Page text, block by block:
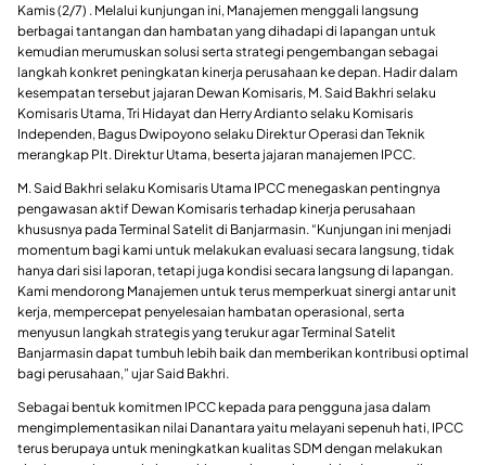
Kamis (2/7) . Melalui kunjungan ini, Manajemen menggali langsung
berbagai tantangan dan hambatan yang dihadapi di lapangan untuk
kemudian merumuskan solusi serta strategi pengembangan sebagai
langkah konkret peningkatan kinerja perusahaan ke depan. Hadir dalam
kesempatan tersebut jajaran Dewan Komisaris, M. Said Bakhri selaku
Komisaris Utama, Tri Hidayat dan Herry Ardianto selaku Komisaris
Independen, Bagus Dwipoyono selaku Direktur Operasi dan Teknik
merangkap Plt. Direktur Utama, beserta jajaran manajemen IPCC.
M. Said Bakhri selaku Komisaris Utama IPCC menegaskan pentingnya
pengawasan aktif Dewan Komisaris terhadap kinerja perusahaan
khususnya pada Terminal Satelit di Banjarmasin. “Kunjungan ini menjadi
momentum bagi kami untuk melakukan evaluasi secara langsung, tidak
hanya dari sisi laporan, tetapi juga kondisi secara langsung di lapangan.
Kami mendorong Manajemen untuk terus memperkuat sinergi antar unit
kerja, mempercepat penyelesaian hambatan operasional, serta
menyusun langkah strategis yang terukur agar Terminal Satelit
Banjarmasin dapat tumbuh lebih baik dan memberikan kontribusi optimal
bagi perusahaan,” ujar Said Bakhri.
Sebagai bentuk komitmen IPCC kepada para pengguna jasa dalam
mengimplementasikan nilai Danantara yaitu melayani sepenuh hati, IPCC
terus berupaya untuk meningkatkan kualitas SDM dengan melakukan